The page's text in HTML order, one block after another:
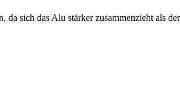
sich das Alu stärker zusammenzieht als